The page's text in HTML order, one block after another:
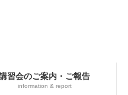
習会のご案内・ご報告
information & report